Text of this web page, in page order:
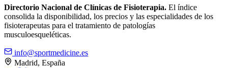
Directorio Nacional de Clínicas de Fisioterapia. El índice
consolida la disponibilidad, los precios y las especialidades de los
fisioterapeutas para el tratamiento de patologías
musculoesqueléticas.
info@sportmedicine.es
Madrid, España